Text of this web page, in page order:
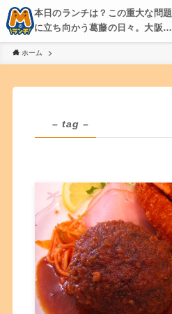
本日のランチは？この重大な問題
に立ち向かう葛藤の日々。大阪・
京都・神戸を中心とした食べ歩
き、飲み歩きを綴る。
ホーム
– tag –